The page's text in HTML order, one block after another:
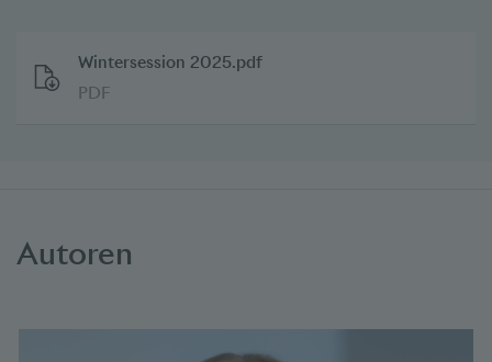
Wintersession 2025.pdf
PDF
Autoren